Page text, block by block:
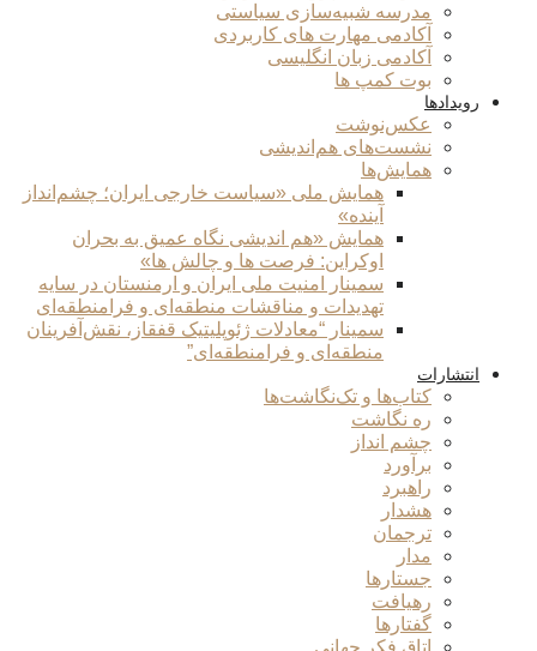
مدرسه شبیه‌سازی سیاستی
آکادمی مهارت های کاربردی
آکادمی زبان انگلیسی
بوت کمپ ها
رویدادها
عکس‌نوشت
نشست‌های هم‌اندیشی
همایش‌ها
همایش ملی «سیاست خارجی ایران؛ چشم‌انداز
آینده»
همایش «هم اندیشی نگاه عمیق به بحران
اوکراین: فرصت ها و چالش ها»
سمینار امنیت ملی ایران و ارمنستان در سایه
تهدیدات و مناقشات منطقه‌ای و فرامنطقه‌ای
سمینار “معادلات ژئوپلیتیک قفقاز، نقش‌آفرینان
منطقه‌ای و فرامنطقه‌ای”
انتشارات
کتاب‌ها و تک‌نگاشت‌ها
ره نگاشت
چشم انداز
برآورد
راهبرد
هشدار
ترجمان
مدار
جستارها
رهیافت
گفتارها
اتاق فکر جهانی